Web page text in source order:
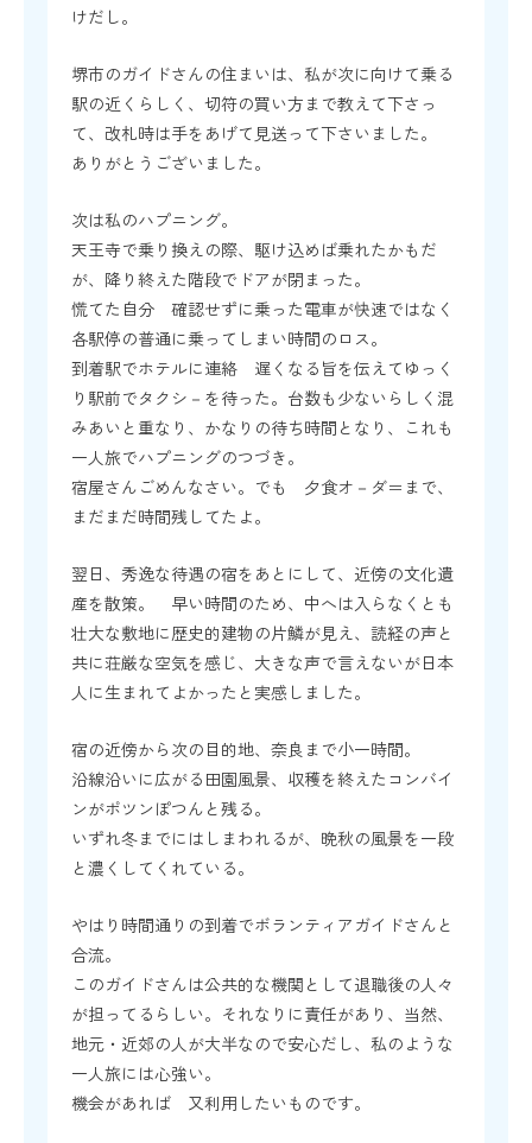
けだし。
堺市のガイドさんの住まいは、私が次に向けて乗る
駅の近くらしく、切符の買い方まで教えて下さっ
て、改札時は手をあげて見送って下さいました。
ありがとうございました。
次は私のハプニング。
天王寺で乗り換えの際、駆け込めば乗れたかもだ
が、降り終えた階段でドアが閉まった。
慌てた自分 確認せずに乗った電車が快速ではなく
各駅停の普通に乗ってしまい時間のロス。
到着駅でホテルに連絡 遅くなる旨を伝えてゆっく
り駅前でタクシ－を待った。台数も少ないらしく混
みあいと重なり、かなりの待ち時間となり、これも
一人旅でハプニングのつづき。
宿屋さんごめんなさい。でも 夕食オ－ダ＝まで、
まだまだ時間残してたよ。
翌日、秀逸な待遇の宿をあとにして、近傍の文化遺
産を散策。 早い時間のため、中へは入らなくとも
壮大な敷地に歴史的建物の片鱗が見え、読経の声と
共に荘厳な空気を感じ、大きな声で言えないが日本
人に生まれてよかったと実感しました。
宿の近傍から次の目的地、奈良まで小一時間。
沿線沿いに広がる田園風景、収穫を終えたコンバイ
ンがポツンぽつんと残る。
いずれ冬までにはしまわれるが、晩秋の風景を一段
と濃くしてくれている。
やはり時間通りの到着でボランティアガイドさんと
合流。
このガイドさんは公共的な機関として退職後の人々
が担ってるらしい。それなりに責任があり、当然、
地元・近郊の人が大半なので安心だし、私のような
一人旅には心強い。
機会があれば 又利用したいものです。